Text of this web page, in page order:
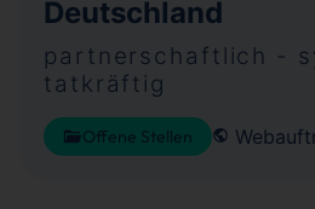
Deutschland
partnerschaftlich -
tatkräftig
Offene Stellen